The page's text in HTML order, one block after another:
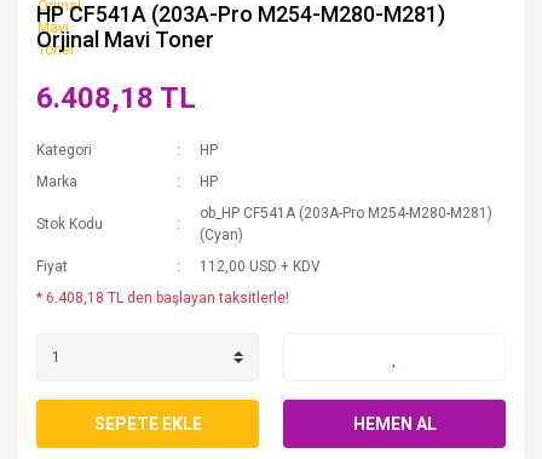
HP CF541A (203A-Pro M254-M280-M281)
Orjinal Mavi Toner
6.408,18 TL
Kategori
HP
Marka
HP
Stok Kodu
ob_HP CF541A (203A-Pro M254-M280-M281)
(Cyan)
Fiyat
112,00 USD + KDV
* 6.408,18 TL den başlayan taksitlerle!
SEPETE EKLE HEMEN AL